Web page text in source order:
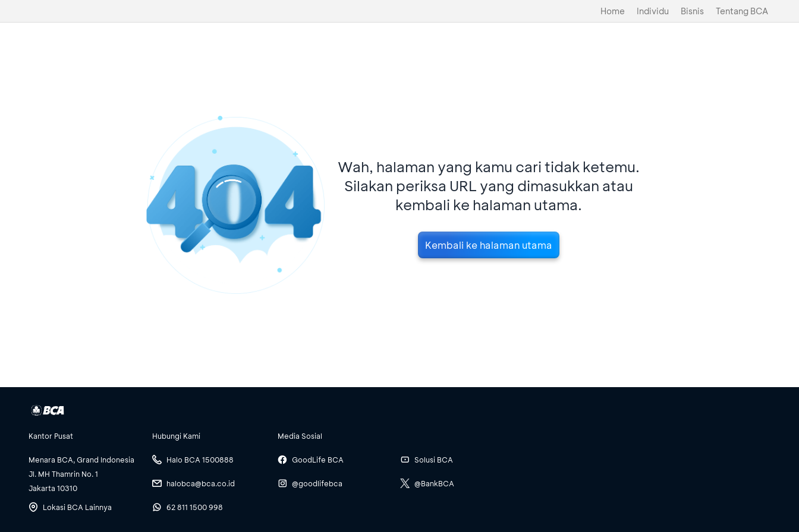
Home Individu Bisnis Tentang BCA
Wah, halaman yang kamu cari tidak ketemu.
Silakan periksa URL yang dimasukkan atau
kembali ke halaman utama.
Kembali ke halaman utama
Kantor Pusat
Menara BCA, Grand Indonesia
Jl. MH Thamrin No. 1
Jakarta 10310
Lokasi BCA Lainnya
Hubungi Kami
Halo BCA 1500888
halobca@bca.co.id
62 811 1500 998
Media Sosial
GoodLife BCA
@goodlifebca
Solusi BCA
@BankBCA